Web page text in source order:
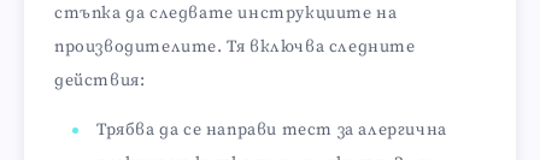
стъпка да следвате инструкциите на
производителите. Тя включва следните
действия:
Трябва да се направи тест за алергична